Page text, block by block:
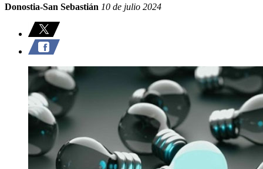
Donostia-San Sebastián 10 de julio 2024